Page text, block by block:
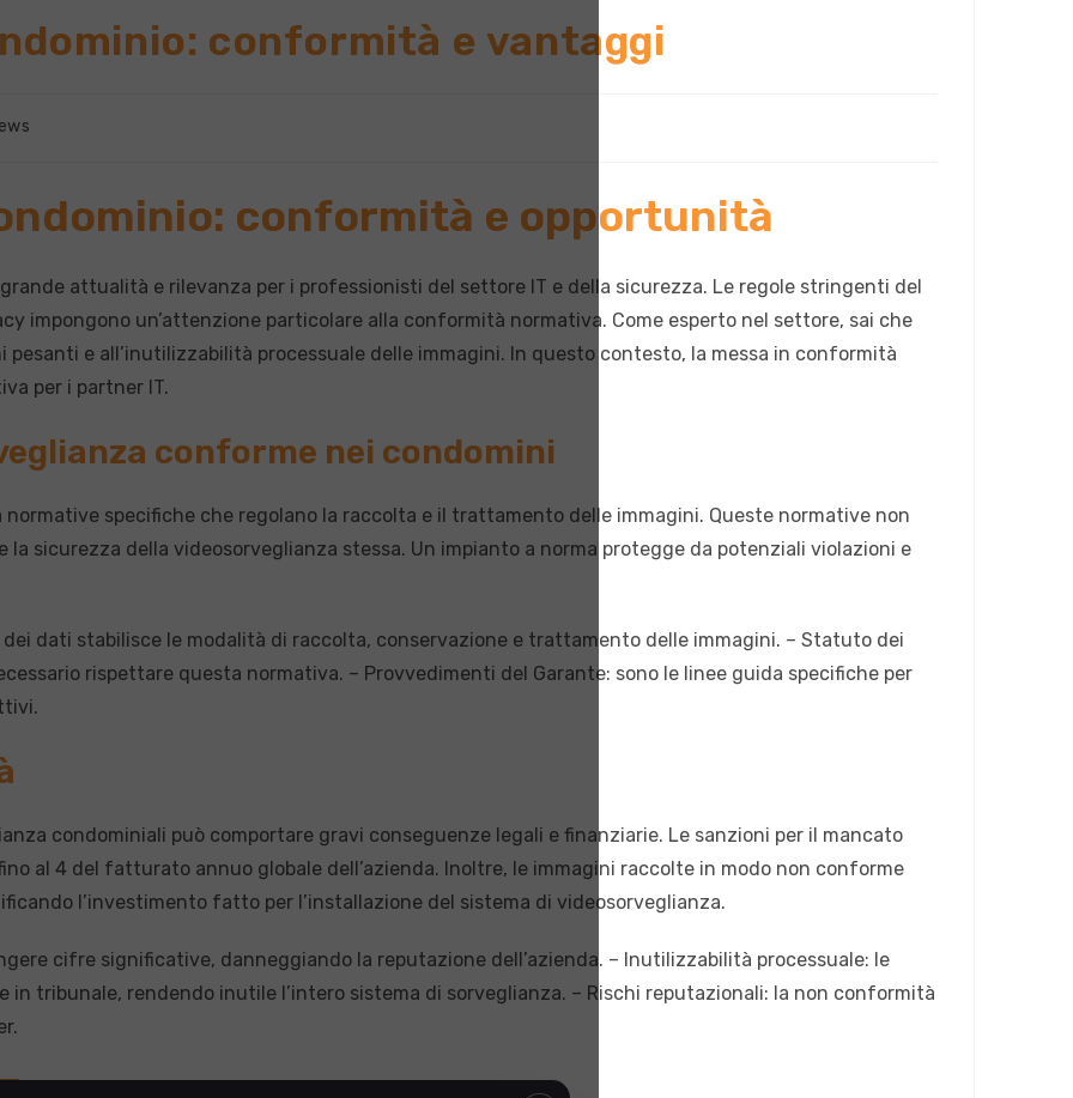
conformità e vantaggi
conformità e opportunità
attualità e rilevanza per i professionisti del settore IT e della sicurezza. Le regole stringenti del
impongono un’attenzione particolare alla conformità normativa. Come esperto nel settore, sai che
e all’inutilizzabilità processuale delle immagini. In questo contesto, la messa in conformità
per i partner IT.
conforme nei condomini
specifiche che regolano la raccolta e il trattamento delle immagini. Queste normative non
sicurezza della videosorveglianza stessa. Un impianto a norma protegge da potenziali violazioni e
dei dati stabilisce le modalità di raccolta, conservazione e trattamento delle immagini. – Statuto dei
rispettare questa normativa. – Provvedimenti del Garante: sono le linee guida specifiche per
condominiali può comportare gravi conseguenze legali e finanziarie. Le sanzioni per il mancato
al 4 del fatturato annuo globale dell’azienda. Inoltre, le immagini raccolte in modo non conforme
l’investimento fatto per l’installazione del sistema di videosorveglianza.
cifre significative, danneggiando la reputazione dell’azienda. – Inutilizzabilità processuale: le
in tribunale, rendendo inutile l’intero sistema di sorveglianza. – Rischi reputazionali: la non conformità